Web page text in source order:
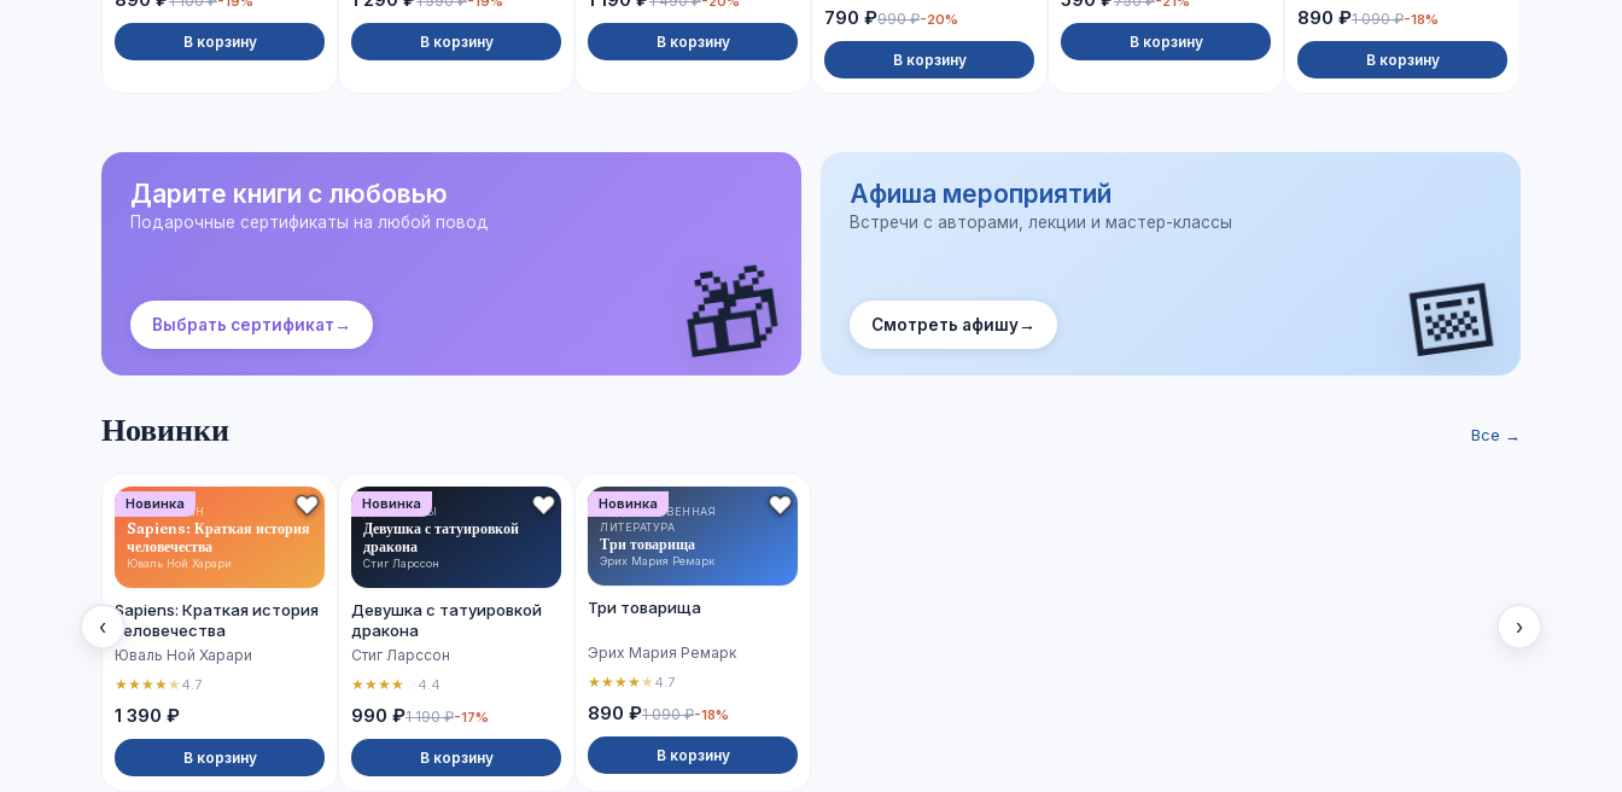
В корзину В корзину В корзину
790 ₽990 ₽-20%
В корзину
В корзину
890 ₽1 090 ₽-18%
В корзину
Дарите книги с любовью
Подарочные сертификаты на любой повод
Выбрать сертификат → 🎁
Афиша мероприятий
Встречи с авторами, лекции и мастер-классы
Смотреть афишу→ 📅
Новинки Все →
‹
Новинка
НОН-ФИКШН
Sapiens: Краткая история
человечества
Юваль Ной Харари
Sapiens: Краткая история
человечества
Юваль Ной Харари
★★★★★4.7
1 390 ₽
В корзину
Новинка
ДЕТЕКТИВЫ
Девушка с татуировкой
дракона
Стиг Ларссон
Девушка с татуировкой
дракона
Стиг Ларссон
★★★★ 4.4
990 ₽1 190 ₽-17%
В корзину
Новинка
ХУДОЖЕСТВЕННАЯ
ЛИТЕРАТУРА
Три товарища
Эрих Мария Ремарк
Три товарища
Эрих Мария Ремарк
★★★★★4.7
890 ₽1 090 ₽-18%
В корзину
›